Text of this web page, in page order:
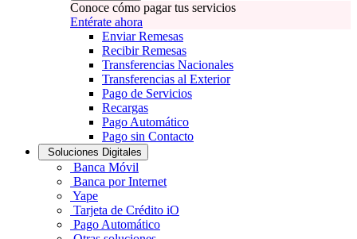
Conoce cómo pagar tus servicios
Entérate ahora
Enviar Remesas
Recibir Remesas
Transferencias Nacionales
Transferencias al Exterior
Pago de Servicios
Recargas
Pago Automático
Pago sin Contacto
Soluciones Digitales
Banca Móvil
Banca por Internet
Yape
Tarjeta de Crédito iO
Pago Automático